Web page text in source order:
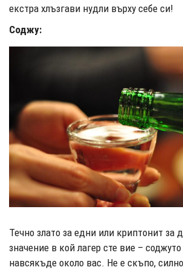
екстра хлъзгави нудли върху себе си!
Соджу:
Течно злато за едни или криптонит за
значение в кой лагер сте вие –
навсякъде около вас. Не е скъпо,